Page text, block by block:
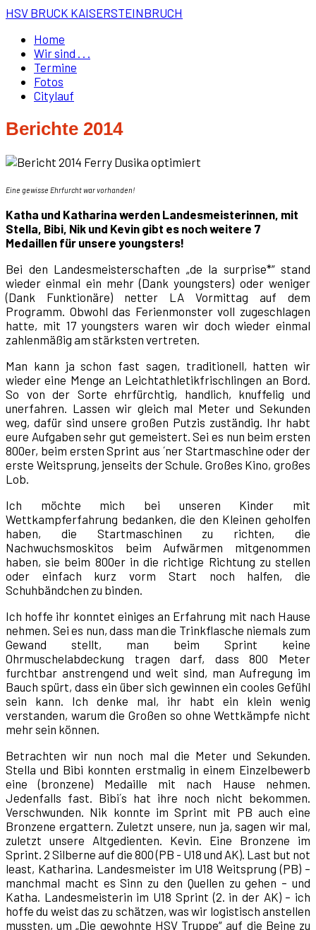
HSV BRUCK KAISERSTEINBRUCH
Home
Wir sind . . .
Termine
Fotos
Citylauf
Berichte 2014
Eine gewisse Ehrfurcht war vorhanden!
Katha und Katharina werden Landesmeisterinnen, mit
Stella, Bibi, Nik und Kevin gibt es noch weitere 7
Medaillen für unsere youngsters!
Bei den Landesmeisterschaften „de la surprise*“ stand
wieder einmal ein mehr (Dank youngsters) oder weniger
(Dank Funktionäre) netter LA Vormittag auf dem
Programm. Obwohl das Ferienmonster voll zugeschlagen
hatte, mit 17 youngsters waren wir doch wieder einmal
zahlenmäßig am stärksten vertreten.
Man kann ja schon fast sagen, traditionell, hatten wir
wieder eine Menge an Leichtathletikfrischlingen an Bord.
So von der Sorte ehrfürchtig, handlich, knuffelig und
unerfahren. Lassen wir gleich mal Meter und Sekunden
weg, dafür sind unsere großen Putzis zuständig. Ihr habt
eure Aufgaben sehr gut gemeistert. Sei es nun beim ersten
800er, beim ersten Sprint aus ´ner Startmaschine oder der
erste Weitsprung, jenseits der Schule. Großes Kino, großes
Lob.
Ich möchte mich bei unseren Kinder mit
Wettkampferfahrung bedanken, die den Kleinen geholfen
haben, die Startmaschinen zu richten, die
Nachwuchsmoskitos beim Aufwärmen mitgenommen
haben, sie beim 800er in die richtige Richtung zu stellen
oder einfach kurz vorm Start noch halfen, die
Schuhbändchen zu binden.
Ich hoffe ihr konntet einiges an Erfahrung mit nach Hause
nehmen. Sei es nun, dass man die Trinkflasche niemals zum
Gewand stellt, man beim Sprint keine
Ohrmuschelabdeckung tragen darf, dass 800 Meter
furchtbar anstrengend und weit sind, man Aufregung im
Bauch spürt, dass ein über sich gewinnen ein cooles Gefühl
sein kann. Ich denke mal, ihr habt ein klein wenig
verstanden, warum die Großen so ohne Wettkämpfe nicht
mehr sein können.
Betrachten wir nun noch mal die Meter und Sekunden.
Stella und Bibi konnten erstmalig in einem Einzelbewerb
eine (bronzene) Medaille mit nach Hause nehmen.
Jedenfalls fast. Bibi´s hat ihre noch nicht bekommen.
Verschwunden. Nik konnte im Sprint mit PB auch eine
Bronzene ergattern. Zuletzt unsere, nun ja, sagen wir mal,
zuletzt unsere Altgedienten. Kevin. Eine Bronzene im
Sprint. 2 Silberne auf die 800 (PB - U18 und AK). Last but not
least, Katharina. Landesmeister im U18 Weitsprung (PB) –
manchmal macht es Sinn zu den Quellen zu gehen – und
Katha. Landesmeisterin im U18 Sprint (2. in der AK) – ich
hoffe du weist das zu schätzen, was wir logistisch anstellen
mussten, um „Die gewohnte HSV Truppe“ auf die Beine zu